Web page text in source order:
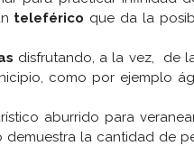
teleférico que da la
disfrutando, a la vez, de
como por ejemplo
aburrido para
la cantidad de